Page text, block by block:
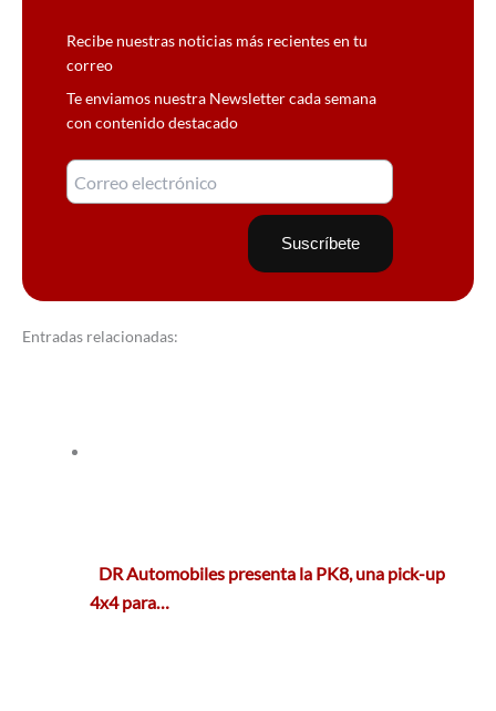
Recibe nuestras noticias más recientes en tu
correo
Te enviamos nuestra Newsletter cada semana
con contenido destacado
Entradas relacionadas:
DR Automobiles presenta la PK8, una pick-up
4x4 para…